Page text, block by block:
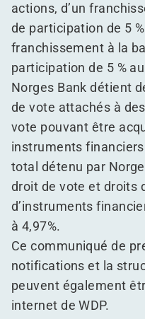
actions, d’un
de participation de 5
franchissement à la
participation de 5 %
Norges Bank détient
de vote attachés à
vote pouvant être
instruments
total détenu par
droit de vote et droits
d’instruments
à 4,97%.
Ce communiqué de
notifications et la
peuvent également
internet de WDP.